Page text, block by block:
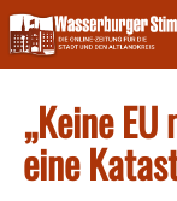
Skip
to
content
„Keine
eine